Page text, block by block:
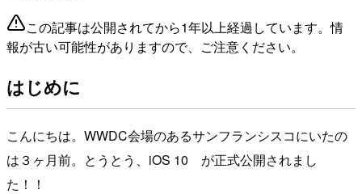
この記事は公開されてから1年以上経過しています。情
報が古い可能性がありますので、ご注意ください。
はじめに
こんにちは。WWDC会場のあるサンフランシスコにいたの
は３ヶ月前。とうとう、iOS 10 が正式公開されまし
た！！